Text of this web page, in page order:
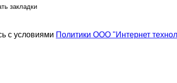
закладки
с условиями Политики ООО "Интернет